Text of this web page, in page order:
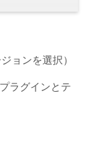
ョンを選択）
ラグインとテ